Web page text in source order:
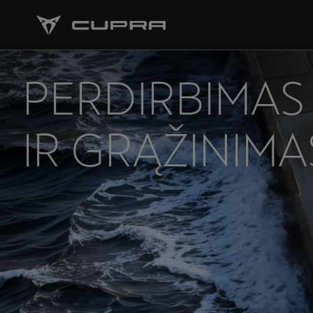
PERDIRBIMAS
IR